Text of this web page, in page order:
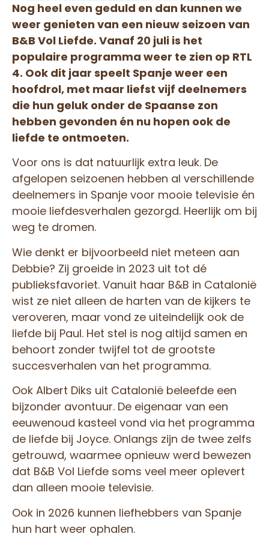
Nog heel even geduld en dan kunnen we
weer genieten van een nieuw seizoen van
B&B Vol Liefde. Vanaf 20 juli is het
populaire programma weer te zien op RTL
4. Ook dit jaar speelt Spanje weer een
hoofdrol, met maar liefst vijf deelnemers
die hun geluk onder de Spaanse zon
hebben gevonden én nu hopen ook de
liefde te ontmoeten.
Voor ons is dat natuurlijk extra leuk. De
afgelopen seizoenen hebben al verschillende
deelnemers in Spanje voor mooie televisie én
mooie liefdesverhalen gezorgd. Heerlijk om bij
weg te dromen.
Wie denkt er bijvoorbeeld niet meteen aan
Debbie? Zij groeide in 2023 uit tot dé
publieksfavoriet. Vanuit haar B&B in Catalonië
wist ze niet alleen de harten van de kijkers te
veroveren, maar vond ze uiteindelijk ook de
liefde bij Paul. Het stel is nog altijd samen en
behoort zonder twijfel tot de grootste
succesverhalen van het programma.
Ook Albert Diks uit Catalonië beleefde een
bijzonder avontuur. De eigenaar van een
eeuwenoud kasteel vond via het programma
de liefde bij Joyce. Onlangs zijn de twee zelfs
getrouwd, waarmee opnieuw werd bewezen
dat B&B Vol Liefde soms veel meer oplevert
dan alleen mooie televisie.
Ook in 2026 kunnen liefhebbers van Spanje
hun hart weer ophalen.